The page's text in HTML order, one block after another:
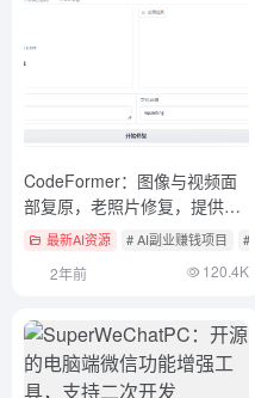
CodeFormer：图像与视频面
部复原，老照片修复，提供一
键部署版
最新AI资源 # AI副业赚钱项目 #
2年前 120.4K